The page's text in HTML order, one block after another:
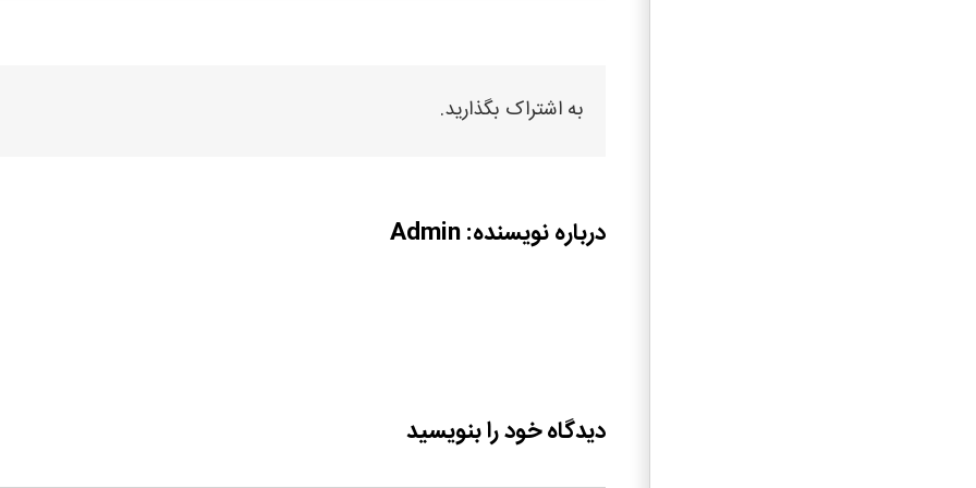
به اشتراک بگذارید.
درباره نویسنده:Admin
دیدگاه خود را بنویسید